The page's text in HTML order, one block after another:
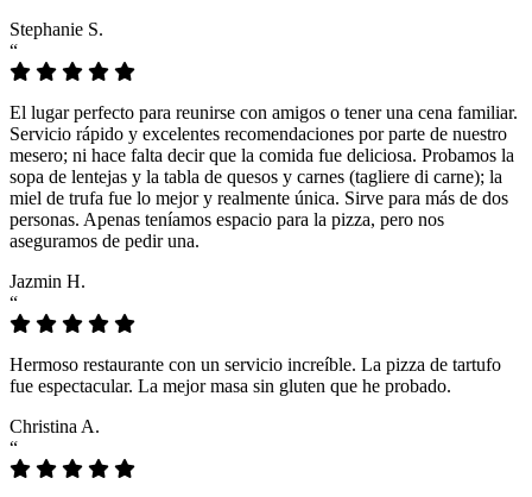
Stephanie S.
“
El lugar perfecto para reunirse con amigos o tener una cena familiar.
Servicio rápido y excelentes recomendaciones por parte de nuestro
mesero; ni hace falta decir que la comida fue deliciosa. Probamos la
sopa de lentejas y la tabla de quesos y carnes (tagliere di carne); la
miel de trufa fue lo mejor y realmente única. Sirve para más de dos
personas. Apenas teníamos espacio para la pizza, pero nos
aseguramos de pedir una.
Jazmin H.
“
Hermoso restaurante con un servicio increíble. La pizza de tartufo
fue espectacular. La mejor masa sin gluten que he probado.
Christina A.
“